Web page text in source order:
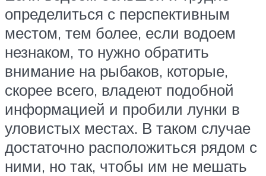
определиться с перспективным
местом, тем более, если водоем
незнаком, то нужно обратить
внимание на рыбаков, которые,
скорее всего, владеют подобной
информацией и пробили лунки в
уловистых местах. В таком случае
достаточно расположиться рядом с
ними, но так, чтобы им не мешать